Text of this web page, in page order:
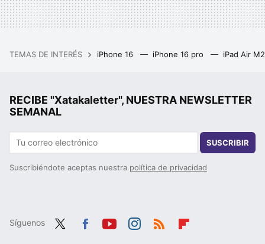
TEMAS DE INTERÉS iPhone 16 iPhone 16 pro iPad Air
RECIBE "Xatakaletter", NUESTRA NEWSLETTER
SEMANAL
SUSCRIBIR
Suscribiéndote aceptas nuestra política de privacidad
Síguenos